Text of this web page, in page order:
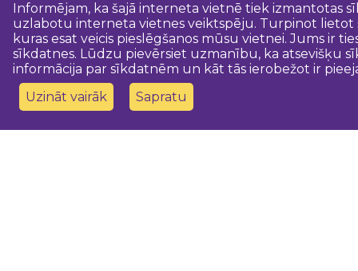
Informējam, ka šajā interneta vietnē tiek izmantotas
uzlabotu interneta vietnes veiktspēju. Turpinot lietot
kuras esat veicis pieslēgšanos mūsu vietnei. Jums ir
sīkdatnes. Lūdzu pievērsiet uzmanību, ka atsevišķu
informācija par sīkdatnēm un kāt tās ierobežot ir
Uzināt vairāk
Sapratu